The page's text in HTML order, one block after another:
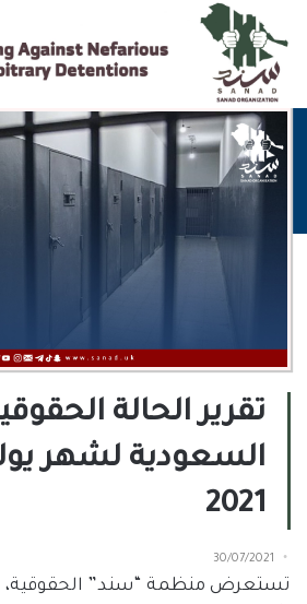
تقرير الحالة
السعودية لشهر
2021
30/07/2021
تستعرض منظمة “سند” الحقوقية،